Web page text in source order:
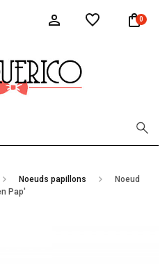
0
Noeuds papillons
Noeud
Pap'